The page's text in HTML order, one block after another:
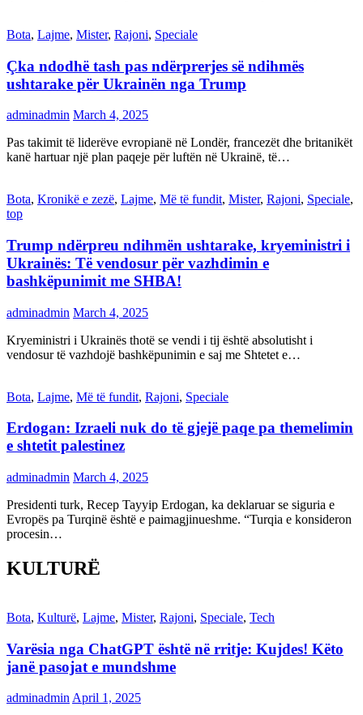
Bota, Lajme, Mister, Rajoni, Speciale
Çka ndodhë tash pas ndërprerjes së ndihmës
ushtarake për Ukrainën nga Trump
adminadmin March 4, 2025
Pas takimit të liderëve evropianë në Londër, francezët dhe britanikët
kanë hartuar një plan paqeje për luftën në Ukrainë, të…
Bota, Kronikë e zezë, Lajme, Më të fundit, Mister, Rajoni, Speciale,
top
Trump ndërpreu ndihmën ushtarake, kryeministri i
Ukrainës: Të vendosur për vazhdimin e
bashkëpunimit me SHBA!
adminadmin March 4, 2025
Kryeministri i Ukrainës thotë se vendi i tij është absolutisht i
vendosur të vazhdojë bashkëpunimin e saj me Shtetet e…
Bota, Lajme, Më të fundit, Rajoni, Speciale
Erdogan: Izraeli nuk do të gjejë paqe pa themelimin
e shtetit palestinez
adminadmin March 4, 2025
Presidenti turk, Recep Tayyip Erdogan, ka deklaruar se siguria e
Evropës pa Turqinë është e paimagjinueshme. “Turqia e konsideron
procesin…
KULTURË
Bota, Kulturë, Lajme, Mister, Rajoni, Speciale, Tech
Varësia nga ChatGPT është në rritje: Kujdes! Këto
janë pasojat e mundshme
adminadmin April 1, 2025